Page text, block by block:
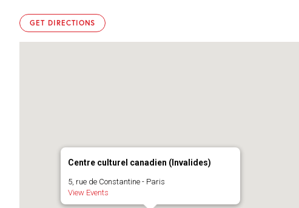
GET DIRECTIONS
Centre culturel canadien (Invalides)
5, rue de Constantine - Paris
View Events